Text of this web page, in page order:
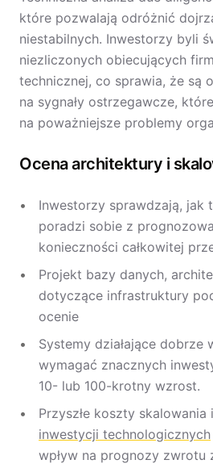
które pozwalają odróżnić
niestabilnych. Inwestorzy byli
niezliczonych obiecujących
technicznej, co sprawia, że są
na sygnały ostrzegawcze,
na poważniejsze problemy
Ocena architektury i
Inwestorzy sprawdzają, jak
poradzi sobie z
konieczności całkowitej
Projekt bazy danych,
dotyczące infrastruktury
ocenie
Systemy działające dobrze
wymagać znacznych
10- lub 100-krotny wzrost.
Przyszłe koszty
inwestycji technologicznych
wpływ na prognozy zwrotu